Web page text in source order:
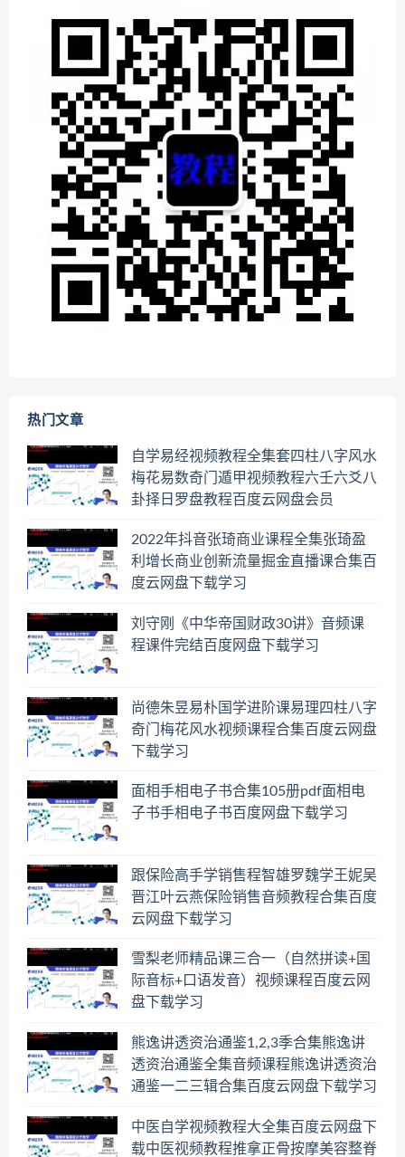
热门文章
自学易经视频教程全集套四柱八字风水
梅花易数奇门遁甲视频教程六壬六爻八
卦择日罗盘教程百度云网盘会员
2022年抖音张琦商业课程全集张琦盈
利增长商业创新流量掘金直播课合集百
度云网盘下载学习
刘守刚《中华帝国财政30讲》音频课
程课件完结百度网盘下载学习
尚德朱昱易朴国学进阶课易理四柱八字
奇门梅花风水视频课程合集百度云网盘
下载学习
面相手相电子书合集105册pdf面相电
子书手相电子书百度网盘下载学习
跟保险高手学销售程智雄罗魏学王妮吴
晋江叶云燕保险销售音频教程合集百度
云网盘下载学习
雪梨老师精品课三合一（自然拼读+国
际音标+口语发音）视频课程百度云网
盘下载学习
熊逸讲透资治通鉴1,2,3季合集熊逸讲
透资治通鉴全集音频课程熊逸讲透资治
通鉴一二三辑合集百度云网盘下载学习
中医自学视频教程大全集百度云网盘下
载中医视频教程推拿正骨按摩美容整脊